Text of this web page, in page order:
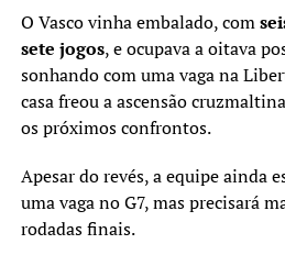
O Vasco vinha embalado, com
sete jogos, e ocupava a oitava
sonhando com uma vaga na
casa freou a ascensão
os próximos confrontos.
Apesar do revés, a equipe ainda
uma vaga no G7, mas precisará
rodadas finais.